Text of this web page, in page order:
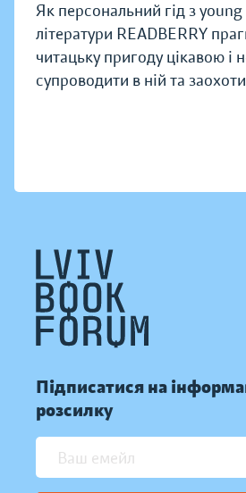
Як персональний гід з
літератури READBERRY
читацьку пригоду цікавою і
супроводити в ній та
Підписатися на
розсилку